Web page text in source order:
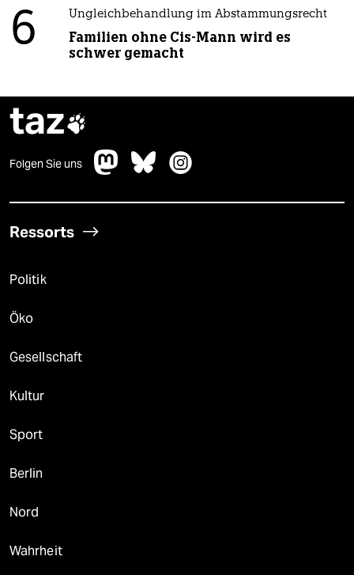
6 Ungleichbehandlung im Abstammungsrecht
Familien ohne Cis-Mann wird es
schwer gemacht
taz
Folgen Sie uns
Ressorts
Politik
Öko
Gesellschaft
Kultur
Sport
Berlin
Nord
Wahrheit